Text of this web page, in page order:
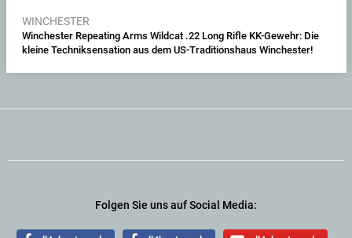
WINCHESTER
Winchester Repeating Arms Wildcat .22 Long Rifle KK-Gewehr: Die
kleine Techniksensation aus dem US-Traditionshaus Winchester!
Folgen Sie uns auf Social Media: